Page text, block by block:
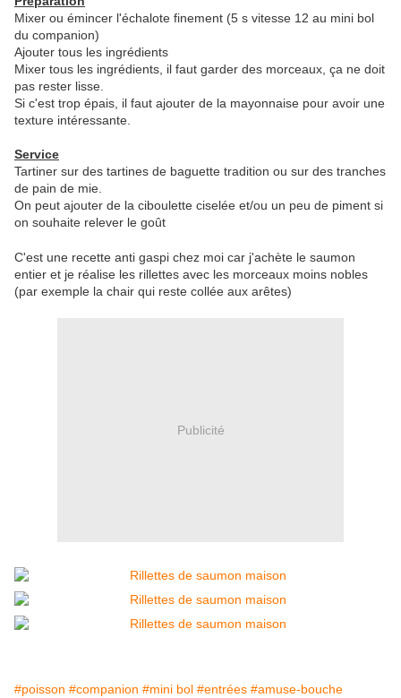
Mixer ou émincer l'échalote finement (5 s vitesse 12 au mini bol
du companion)
Ajouter tous les ingrédients
Mixer tous les ingrédients, il faut garder des morceaux, ça ne doit
pas rester lisse.
Si c'est trop épais, il faut ajouter de la mayonnaise pour avoir une
texture intéressante.
Service
Tartiner sur des tartines de baguette tradition ou sur des tranches
de pain de mie.
On peut ajouter de la ciboulette ciselée et/ou un peu de piment si
on souhaite relever le goût
C'est une recette anti gaspi chez moi car j'achète le saumon
entier et je réalise les rillettes avec les morceaux moins nobles
(par exemple la chair qui reste collée aux arêtes)
Publicité
#poisson #companion #mini bol #entrées #amuse-bouche